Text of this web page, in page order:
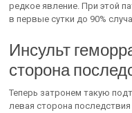
редкое явление. При этой
в первые сутки до 90%
Инсульт
сторона
Теперь затронем такую
левая сторона